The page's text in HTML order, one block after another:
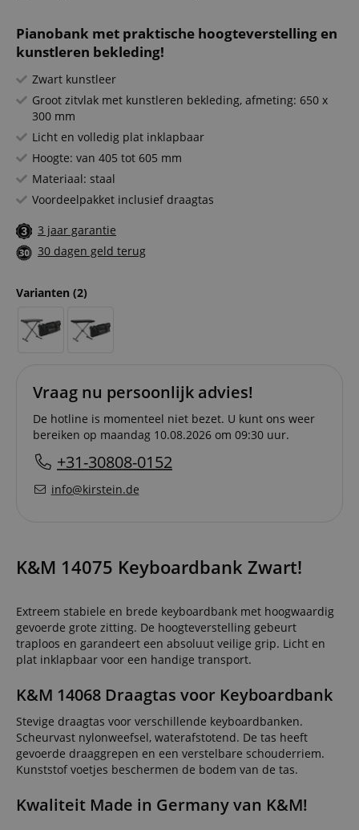
Pianobank met praktische hoogteverstelling en
kunstleren bekleding!
Zwart kunstleer
Groot zitvlak met kunstleren bekleding, afmeting: 650 x
300 mm
Licht en volledig plat inklapbaar
Hoogte: van 405 tot 605 mm
Materiaal: staal
Voordeelpakket inclusief draagtas
3 jaar garantie
30 dagen geld terug
Varianten (2)
Vraag nu persoonlijk advies!
De hotline is momenteel niet bezet. U kunt ons weer
bereiken op maandag 10.08.2026 om 09:30 uur.
+31-30808-0152
info@kirstein.de
K&M 14075 Keyboardbank Zwart!
Extreem stabiele en brede keyboardbank met hoogwaardig
gevoerde grote zitting. De hoogteverstelling gebeurt
traploos en garandeert een absoluut veilige grip. Licht en
plat inklapbaar voor een handige transport.
K&M 14068 Draagtas voor Keyboardbank
Stevige draagtas voor verschillende keyboardbanken.
Scheurvast nylonweefsel, waterafstotend. De tas heeft
gevoerde draaggrepen en een verstelbare schouderriem.
Kunststof voetjes beschermen de bodem van de tas.
Kwaliteit Made in Germany van K&M!